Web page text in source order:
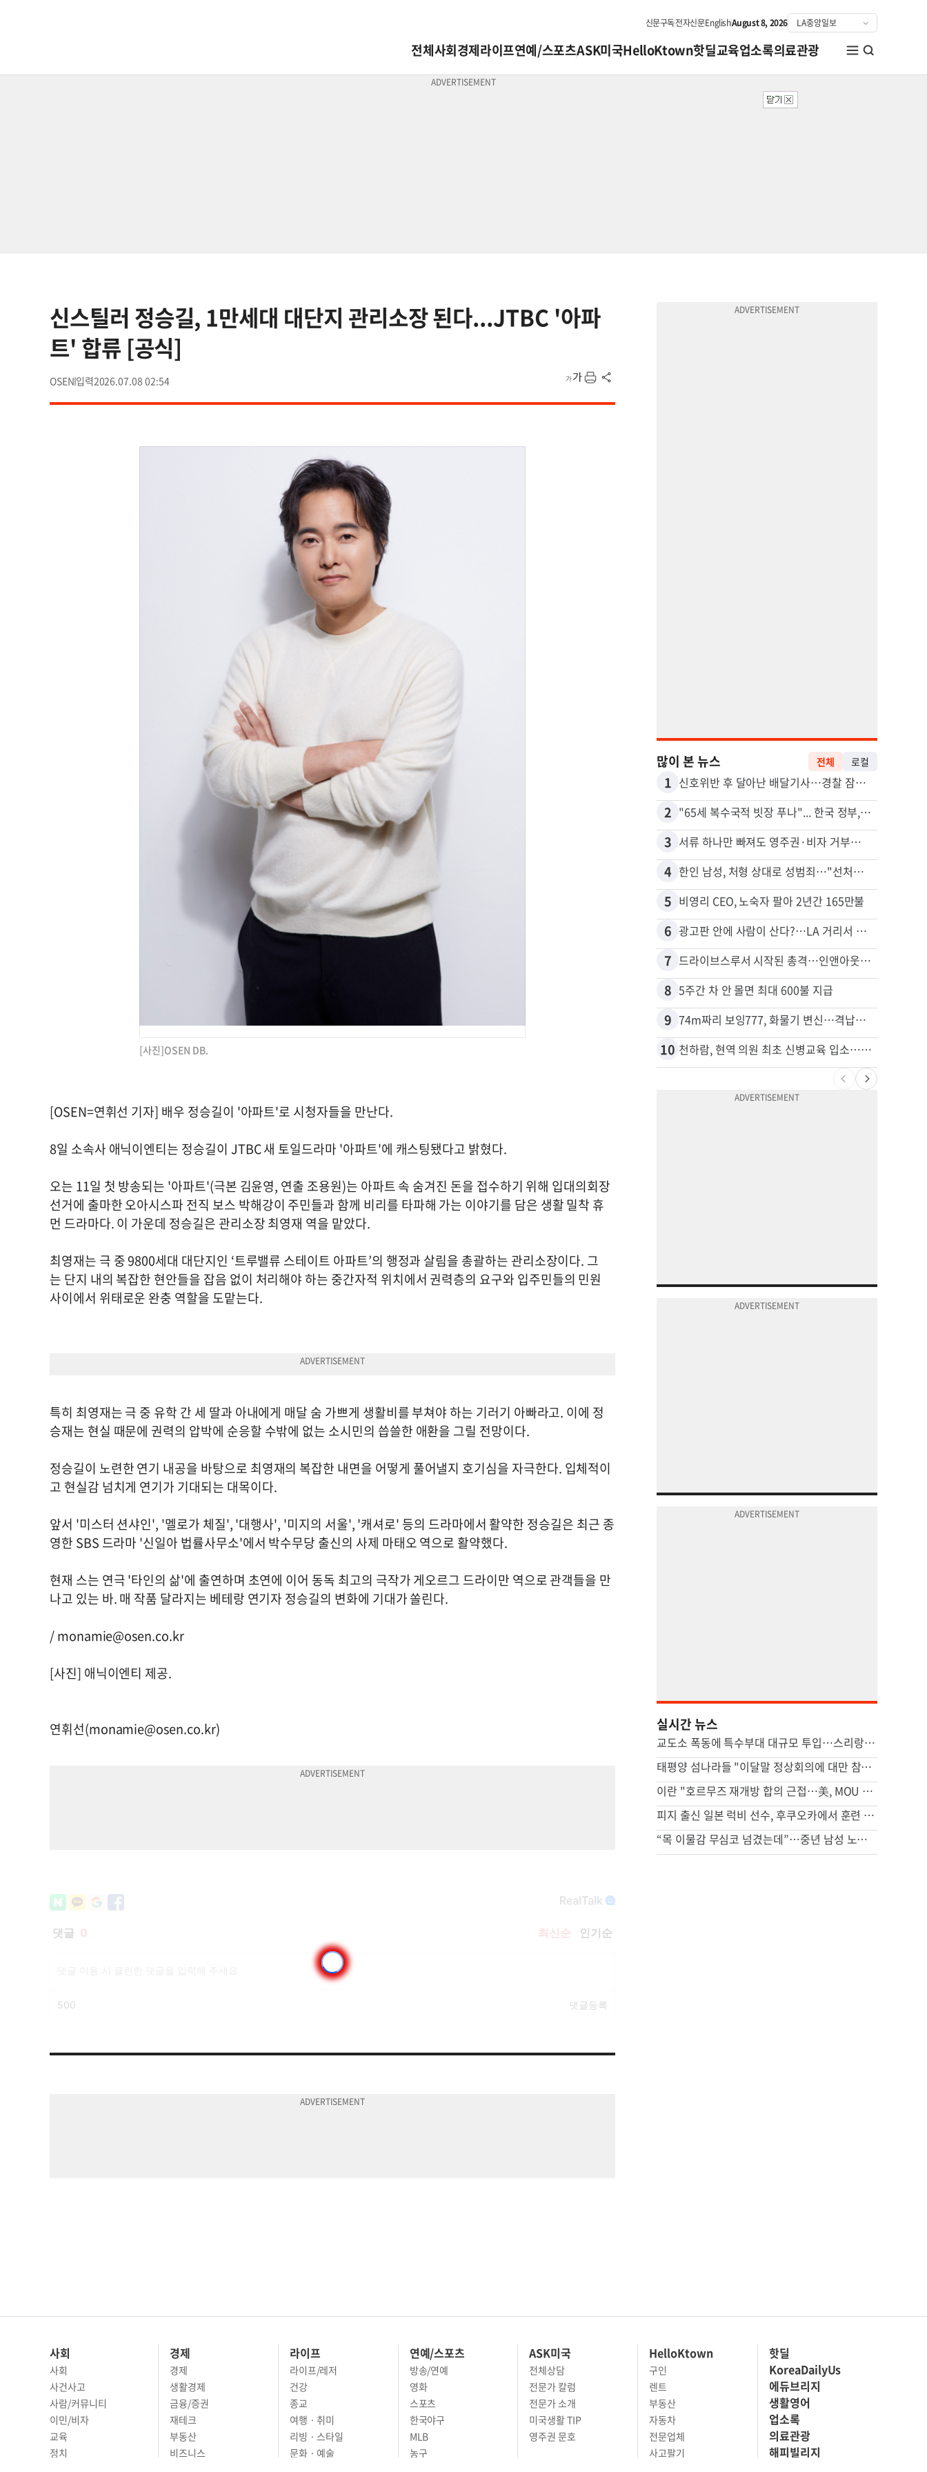
신문구독전자신문EnglishAugust 8, 2026
전체사회경제라이프연예/스포츠ASK미국HelloKtown핫딜교육업소록의료관광
신스틸러 정승길, 1만세대 대단지 관리소장 된다...JTBC '아파
트' 합류 [공식]
OSEN 2026.07.08 02:54
[사진]OSEN DB.
[OSEN=연휘선 기자] 배우 정승길이 '아파트'로 시청자들을 만난다.
8일 소속사 애닉이엔티는 정승길이 JTBC 새 토일드라마 '아파트'에 캐스팅됐다고 밝혔다.
오는 11일 첫 방송되는 '아파트'(극본 김윤영, 연출 조용원)는 아파트 속 숨겨진 돈을 접수하기 위해 입대의회장
선거에 출마한 오아시스파 전직 보스 박해강이 주민들과 함께 비리를 타파해 가는 이야기를 담은 생활 밀착 휴
먼 드라마다. 이 가운데 정승길은 관리소장 최영재 역을 맡았다.
최영재는 극 중 9800세대 대단지인 ‘트루밸류 스테이트 아파트’의 행정과 살림을 총괄하는 관리소장이다. 그
는 단지 내의 복잡한 현안들을 잡음 없이 처리해야 하는 중간자적 위치에서 권력층의 요구와 입주민들의 민원
사이에서 위태로운 완충 역할을 도맡는다.
특히 최영재는 극 중 유학 간 세 딸과 아내에게 매달 숨 가쁘게 생활비를 부쳐야 하는 기러기 아빠라고. 이에 정
승재는 현실 때문에 권력의 압박에 순응할 수밖에 없는 소시민의 씁쓸한 애환을 그릴 전망이다.
정승길이 노련한 연기 내공을 바탕으로 최영재의 복잡한 내면을 어떻게 풀어낼지 호기심을 자극한다. 입체적이
고 현실감 넘치게 연기가 기대되는 대목이다.
앞서 '미스터 션샤인', '멜로가 체질', '대행사', '미지의 서울', '캐셔로' 등의 드라마에서 활약한 정승길은 최근 종
영한 SBS 드라마 '신일아 법률사무소'에서 박수무당 출신의 사제 마태오 역으로 활약했다.
현재 스는 연극 '타인의 삶'에 출연하며 초연에 이어 동독 최고의 극작가 게오르그 드라이만 역으로 관객들을 만
나고 있는 바. 매 작품 달라지는 베테랑 연기자 정승길의 변화에 기대가 쏠린다.
/monamie@osen.co.kr
[사진] 애닉이엔티 제공.
연휘선(monamie@osen.co.kr)
많이 본 뉴스 전체 로컬
1 신호위반 후 달아난 배달기사…경찰 잠복해 잡고보니 ‘반전’
2 "65세 복수국적 빗장 푸나"... 한국 정부, 연령 완화 전면 추진
3 서류 하나만 빠져도 영주권·비자 거부…심사관 재량권 대폭 확대
4 한인 남성, 처형 상대로 성범죄…"선처해줬더니 배신자 취급"
5 비영리 CEO, 노숙자 팔아 2년간 165만불
6 광고판 안에 사람이 산다?…LA 거리서 화제
7 드라이브스루서 시작된 총격…인앤아웃 참사 영상 공개
8 5주간 차 안 몰면 최대 600불 지급
9 74m짜리 보잉777, 화물기 변신…격납고서 ‘보물’ 찾는 인천공항
10 천하람, 현역 의원 최초 신병교육 입소…논산서 2박3일 생활
실시간 뉴스
교도소 폭동에 특수부대 대규모 투입…스리랑카서 3명 사망
태평양 섬나라들 "이달말 정상회의에 대만 참석"…중국 반발할듯
이란 "호르무즈 재개방 합의 근접…美, MOU 위반 배상해야"
피지 출신 일본 럭비 선수, 후쿠오카에서 훈련 중 열사병 사망
“목 이물감 무심코 넘겼는데”…중년 남성 노리는 ‘침묵의 암’ [Health&]
사회
사회
사건사고
사람/커뮤니티
이민/비자
경제
경제
생활경제
금융/증권
재테크
라이프
라이프/레저
건강
종교
여행 · 취미
연예/스포츠
방송/연예
영화
스포츠
한국야구
ASK미국
전체상담
전문가 칼럼
전문가 소개
HelloKtown
구인
렌트
부동산
자동차
핫딜
KoreaDailyUs
에듀브리지
생활영어
업소록